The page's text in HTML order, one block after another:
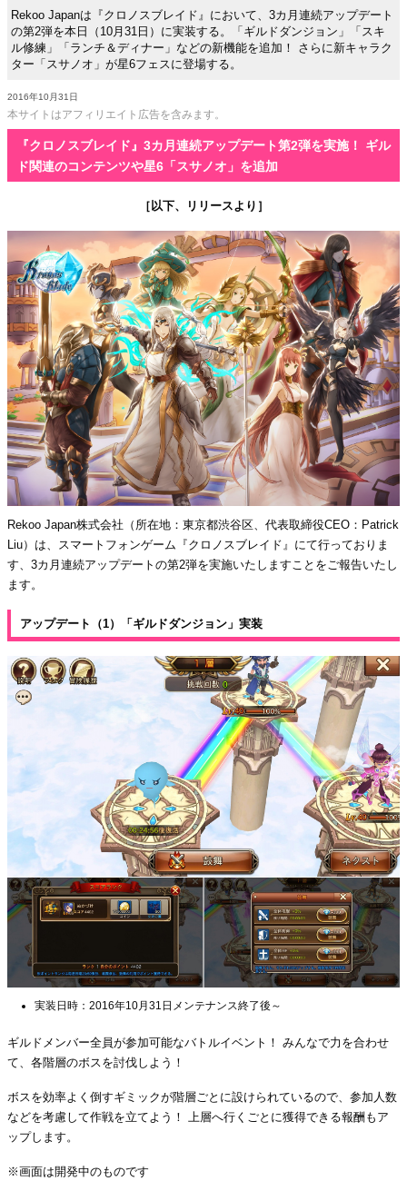
Rekoo Japanは『クロノスブレイド』において、3カ月連続アップデート
の第2弾を本日（10月31日）に実装する。「ギルドダンジョン」「スキ
ル修練」「ランチ＆ディナー」などの新機能を追加！ さらに新キャラク
ター「スサノオ」が星6フェスに登場する。
2016年10月31日
本サイトはアフィリエイト広告を含みます。
『クロノスブレイド』3カ月連続アップデート第2弾を実施！ ギル
ド関連のコンテンツや星6「スサノオ」を追加
［以下、リリースより］
Rekoo Japan株式会社（所在地：東京都渋谷区、代表取締役CEO：Patrick
Liu）は、スマートフォンゲーム『クロノスブレイド』にて行っておりま
す、3カ月連続アップデートの第2弾を実施いたしますことをご報告いたし
ます。
アップデート（1）「ギルドダンジョン」実装
実装日時：2016年10月31日メンテナンス終了後～
ギルドメンバー全員が参加可能なバトルイベント！ みんなで力を合わせ
て、各階層のボスを討伐しよう！
ボスを効率よく倒すギミックが階層ごとに設けられているので、参加人数
などを考慮して作戦を立てよう！ 上層へ行くごとに獲得できる報酬もア
ップします。
※画面は開発中のものです